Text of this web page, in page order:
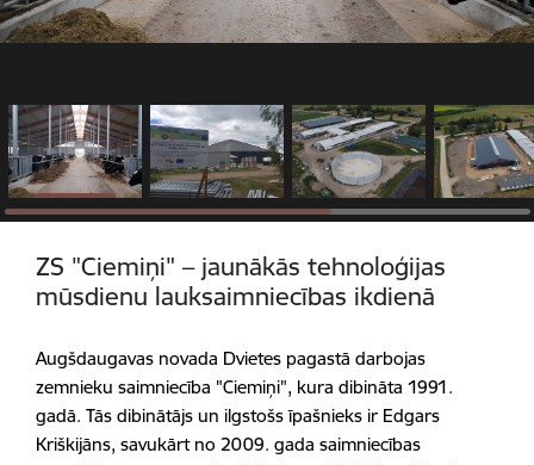
ZS "Ciemiņi" – jaunākās tehnoloģijas
mūsdienu lauksaimniecības ikdienā
Augšdaugavas novada Dvietes pagastā darbojas
zemnieku saimniecība "Ciemiņi", kura dibināta 1991.
gadā. Tās dibinātājs un ilgstošs īpašnieks ir Edgars
Kriškijāns, savukārt no 2009. gada saimniecības